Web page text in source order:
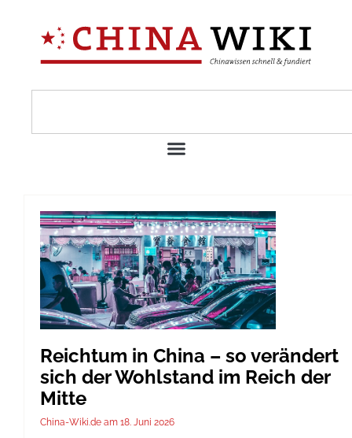
Reichtum in China – so verändert
sich der Wohlstand im Reich der
Mitte
China-Wiki.de 18. Juni 2026